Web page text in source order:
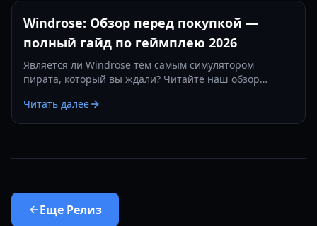
Windrose: Обзор перед покупкой —
полный гайд по геймплею 2026
Является ли Windrose тем самым симулятором
пирата, который вы ждали? Читайте наш обзор
выживания, боевой системе и состоянии раннего
доступа.
Читать далее
Еще Релиз